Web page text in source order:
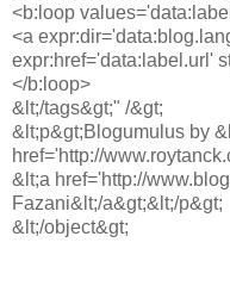
<b:loop
<a
expr:href='data:label.url'
</b:loop>
&lt;/tags&gt;" /&gt;
&lt;p&gt;Blogumulus by
href='http://
&lt;a href='http://
Fazani&lt;/a&gt;&lt;/p&gt;
&lt;/object&gt;